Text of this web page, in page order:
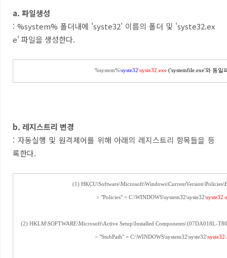
a. 파일생성
: %system% 폴더내에 'syste32' 이름의 폴더 및 'syste32.ex
e' 파일을 생성한다.
%system%\syste32\syste32.exe ('systemfile.exe'와 동일
b. 레지스트리 변경
: 자동실행 및 원격제어를 위해 아래의 레지스트리 항목들을 등
록한다.
(1)
> "Policies" = C:\WINDOWS\system32\syste32\
(2) HKLM\SOFTWARE\Microsoft\Active Setup\Installed Components\{07DA018L-
> "StubPath" = C:\WINDOWS\system32\syste32\